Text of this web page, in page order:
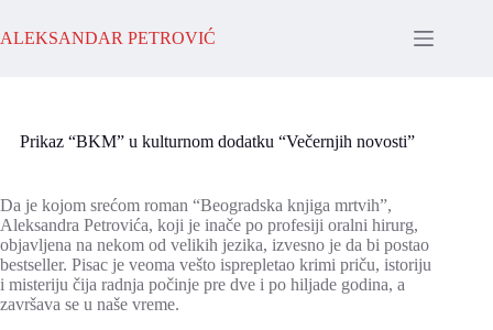
to
content
ALEKSANDAR PETROVIĆ
Prikaz “BKM” u kulturnom dodatku “Večernjih novosti”
Da je kojom srećom roman “Beogradska knjiga mrtvih”,
Aleksandra Petrovića, koji je inače po profesiji oralni hirurg,
objavljena na nekom od velikih jezika, izvesno je da bi postao
bestseller. Pisac je veoma vešto isprepletao krimi priču, istoriju
i misteriju čija radnja počinje pre dve i po hiljade godina, a
završava se u naše vreme.